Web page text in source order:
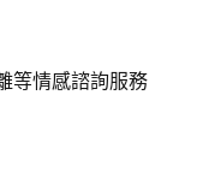
等情感諮詢服務